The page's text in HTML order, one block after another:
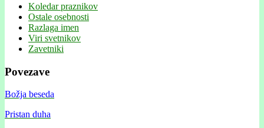
Koledar praznikov
Ostale osebnosti
Razlaga imen
Viri svetnikov
Zavetniki
Povezave
Božja beseda
Pristan duha